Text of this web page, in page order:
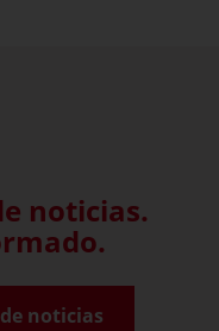
noticias.
noticias